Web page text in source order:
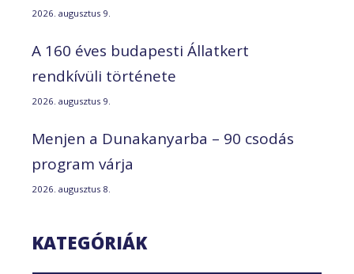
2026. augusztus 9.
A 160 éves budapesti Állatkert
rendkívüli története
2026. augusztus 9.
Menjen a Dunakanyarba – 90 csodás
program várja
2026. augusztus 8.
KATEGÓRIÁK